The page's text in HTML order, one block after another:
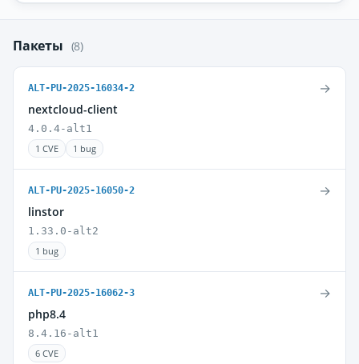
Пакеты (8)
ALT-PU-2025-16034-2
nextcloud-client
4.0.4-alt1
1 CVE
1 bug
→
ALT-PU-2025-16050-2
linstor
1.33.0-alt2
1 bug
→
ALT-PU-2025-16062-3
php8.4
8.4.16-alt1
6 CVE
→